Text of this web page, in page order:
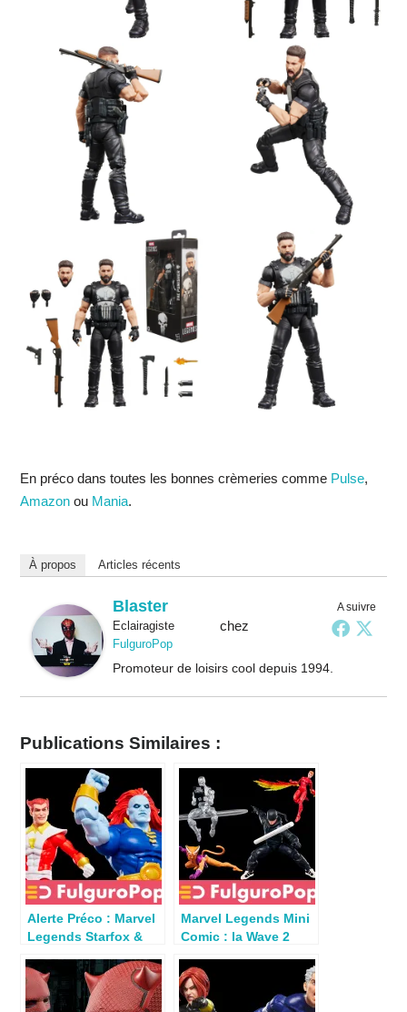
En préco dans toutes les bonnes crèmeries comme Pulse,
Amazonou Mania.
À propos Articles récents
A suivre
Blaster
Eclairagistechez
FulguroPop
Promoteur de loisirs cool depuis 1994.
Publications Similaires :
Alerte Préco : Marvel
Legends Starfox &
Universe dispo en
France
Marvel Legends Mini
Comic : la Wave 2